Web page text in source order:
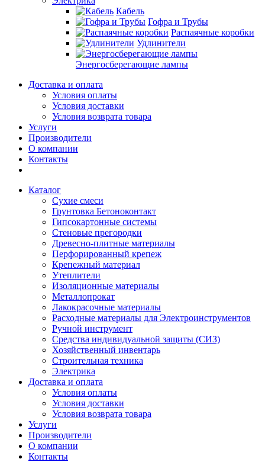
Кабель
Гофра и Трубы
Распаячные коробки
Удлинители
Энергосберегающие лампы
Доставка и оплата
Условия оплаты
Условия доставки
Условия возврата товара
Услуги
Производители
О компании
Контакты
Каталог
Сухие смеси
Грунтовка Бетоноконтакт
Гипсокартонные системы
Стеновые прегородки
Древесно-плитные материалы
Перфорированный крепеж
Крепежный материал
Утеплители
Изоляционные материалы
Металлопрокат
Лакокрасочные материалы
Расходные материалы для Электроинструментов
Ручной инструмент
Средства индивидуальной защиты (СИЗ)
Хозяйственный инвентарь
Строительная техника
Электрика
Доставка и оплата
Условия оплаты
Условия доставки
Условия возврата товара
Услуги
Производители
О компании
Контакты